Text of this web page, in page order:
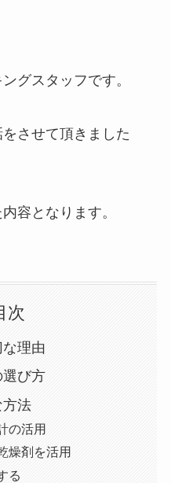
グスタッフです。
させて頂きました
容となります。
次
理由
び方
法
の活用
燥剤を活用
る